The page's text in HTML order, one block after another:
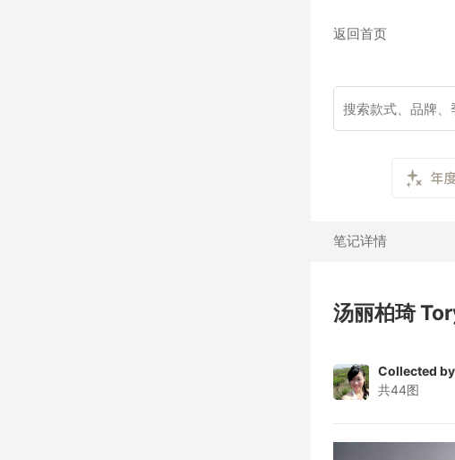
返回首页
笔记详情
汤丽柏琦
Collected by
共44图